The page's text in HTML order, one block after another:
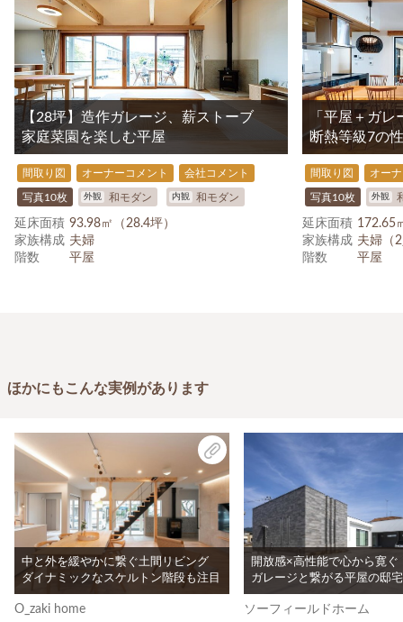
【28坪】造作ガレージ、薪ストーブ
家庭菜園を楽しむ平屋
間取り図 オーナーコメント 会社コメント
写真10枚 外観 和モダン 内観 和モダン
延床面積 93.98㎡（28.4坪）
家族構成 夫婦
階数
平屋
「平屋＋ガ
断熱等級7の
間取り図 オー
写真10枚 外観
延床面積 172.65
家族構成 夫婦（
階数
平屋
ほかにもこんな実例があります
中と外を緩やかに繋ぐ土間リビング
ダイナミックなスケルトン階段も注目
O_zaki home
開放感×高性能で心から寛ぐ
ガレージと繋がる平屋の邸宅
ソーフィールドホーム